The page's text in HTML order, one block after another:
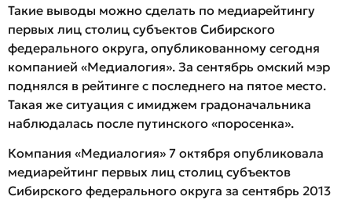
Такие выводы можно сделать по медиарейтингу
первых лиц столиц субъектов Сибирского
федерального округа, опубликованному сегодня
компанией «Медиалогия». За сентябрь омский мэр
поднялся в рейтинге с последнего на пятое место.
Такая же ситуация с имиджем градоначальника
наблюдалась после путинского «поросенка».
Компания «Медиалогия» 7 октября опубликовала
медиарейтинг первых лиц столиц субъектов
Сибирского федерального округа за сентябрь 2013